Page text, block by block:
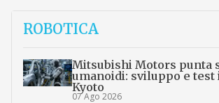
ROBOTICA
Mitsubishi Motors punta
umanoidi: sviluppo e test
Kyoto
07 Ago 2026